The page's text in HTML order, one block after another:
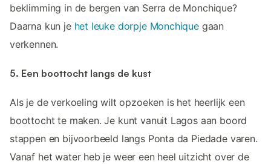
beklimming in de bergen van Serra de Monchique?
Daarna kun je het leuke dorpje Monchiquegaan
verkennen.
5. Een boottocht langs de kust
Als je de verkoeling wilt opzoeken is het heerlijk een
boottocht te maken. Je kunt vanuit Lagos aan boord
stappen en bijvoorbeeld langs Ponta da Piedade varen.
Vanaf het water heb je weer een heel uitzicht over de